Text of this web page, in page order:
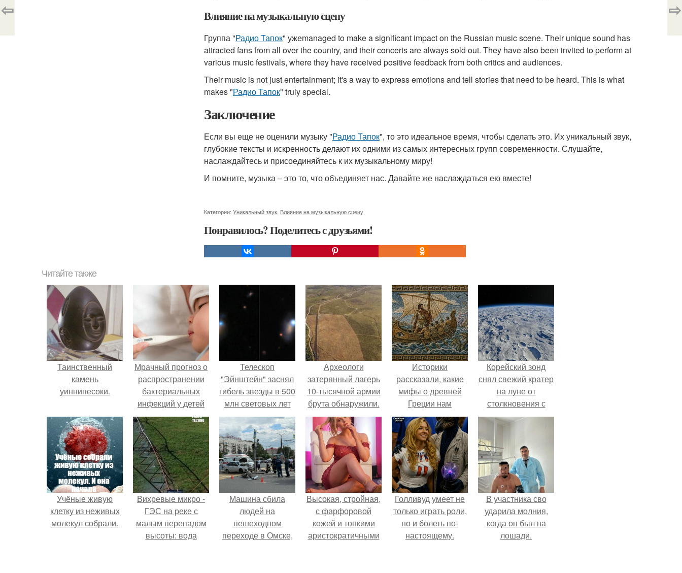
Влияние на музыкальную сцену
Группа "Радио Тапок" ужеmanaged to make a significant impact on the Russian music scene. Their unique sound has
attracted fans from all over the country, and their concerts are always sold out. They have also been invited to perform at
various music festivals, where they have received positive feedback from both critics and audiences.
Their music is not just entertainment; it's a way to express emotions and tell stories that need to be heard. This is what
makes "Радио Тапок" truly special.
Заключение
Если вы еще не оценили музыку "Радио Тапок", то это идеальное время, чтобы сделать это. Их уникальный звук,
глубокие тексты и искренность делают их одними из самых интересных групп современности. Слушайте,
наслаждайтесь и присоединяйтесь к их музыкальному миру!
И помните, музыка – это то, что объединяет нас. Давайте же наслаждаться ею вместе!
Категории: Уникальный звук Влияние на музыкальную сцену
Понравилось? Поделитесь с друзьями!
⇦ ⇨
Читайте также
Таинственный
камень
уиннипесоки.
Мрачный прогноз о
распространении
бактериальных
инфекций у детей
вышел.
Телескоп
"Эйнштейн" заснял
гибель звезды в 500
млн световых лет
от земли.
Археологи
затерянный лагерь
10-тысячной армии
брута обнаружили.
Историки
рассказали, какие
мифы о древней
Греции нам
навязало кино.
Корейский зонд
снял свежий кратер
на луне от
столкновения с
обломком Falcon 9.
Учёные живую
клетку из неживых
молекул собрали.
Вихревые микро -
ГЭС на реке с
малым перепадом
высоты: вода
Машина сбила
людей на
пешеходном
переходе в Омске,
Высокая, стройная,
с фарфоровой
кожей и тонкими
аристократичными
Голливуд умеет не
только играть роли,
но и болеть по-
настоящему.
В участника сво
ударила молния,
когда он был на
лошади.